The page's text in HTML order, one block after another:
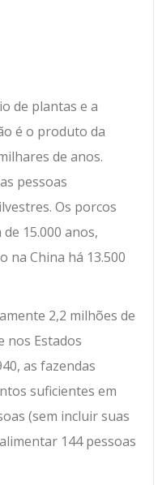
de plantas e a
é o produto da
de anos.
pessoas
Os porcos
15.000 anos,
China há 13.500
2,2 milhões de
nos Estados
as fazendas
suficientes em
(sem incluir suas
144 pessoas